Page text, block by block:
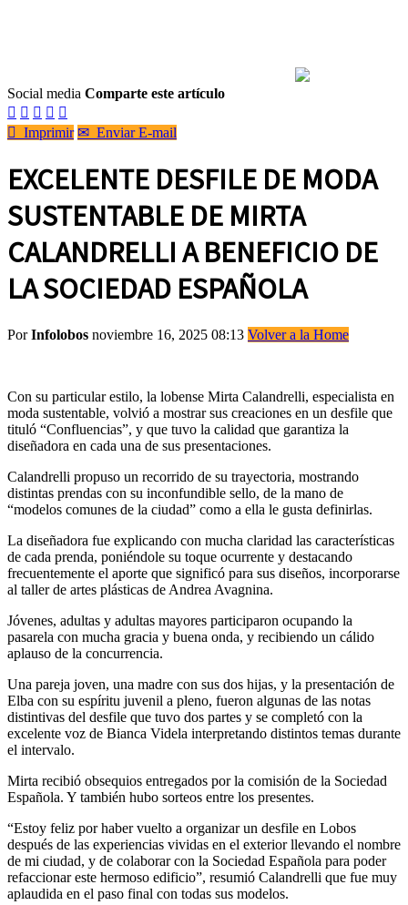
Social media Comparte este artículo
    
 Imprimir ✉ Enviar E-mail
EXCELENTE DESFILE DE MODA
SUSTENTABLE DE MIRTA
CALANDRELLI A BENEFICIO DE
LA SOCIEDAD ESPAÑOLA
PorInfolobos noviembre 16, 2025 08:13 Volver a la Home
Con su particular estilo, la lobense Mirta Calandrelli, especialista en
moda sustentable, volvió a mostrar sus creaciones en un desfile que
tituló “Confluencias”, y que tuvo la calidad que garantiza la
diseñadora en cada una de sus presentaciones.
Calandrelli propuso un recorrido de su trayectoria, mostrando
distintas prendas con su inconfundible sello, de la mano de
“modelos comunes de la ciudad” como a ella le gusta definirlas.
La diseñadora fue explicando con mucha claridad las características
de cada prenda, poniéndole su toque ocurrente y destacando
frecuentemente el aporte que significó para sus diseños, incorporarse
al taller de artes plásticas de Andrea Avagnina.
Jóvenes, adultas y adultas mayores participaron ocupando la
pasarela con mucha gracia y buena onda, y recibiendo un cálido
aplauso de la concurrencia.
Una pareja joven, una madre con sus dos hijas, y la presentación de
Elba con su espíritu juvenil a pleno, fueron algunas de las notas
distintivas del desfile que tuvo dos partes y se completó con la
excelente voz de Bianca Videla interpretando distintos temas durante
el intervalo.
Mirta recibió obsequios entregados por la comisión de la Sociedad
Española. Y también hubo sorteos entre los presentes.
“Estoy feliz por haber vuelto a organizar un desfile en Lobos
después de las experiencias vividas en el exterior llevando el nombre
de mi ciudad, y de colaborar con la Sociedad Española para poder
refaccionar este hermoso edificio”, resumió Calandrelli que fue muy
aplaudida en el paso final con todas sus modelos.